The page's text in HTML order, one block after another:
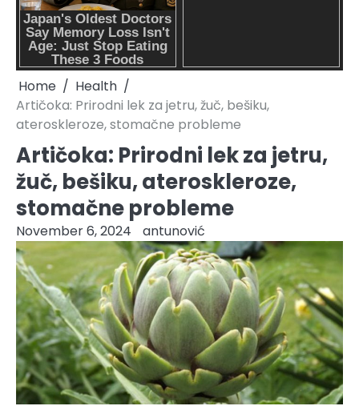
Home
Health
Artičoka: Prirodni lek za jetru, žuč, bešiku,
ateroskleroze, stomačne probleme
Artičoka: Prirodni lek za jetru,
žuč, bešiku, ateroskleroze,
stomačne probleme
November 6, 2024 antunović